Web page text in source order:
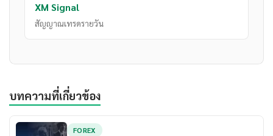
XM Signal
สัญญาณเทรดรายวัน
บทความที่เกี่ยวข้อง
FOREX